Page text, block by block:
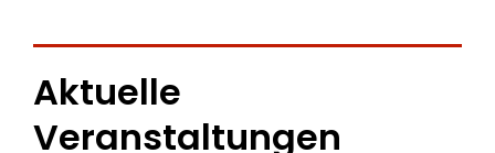
Aktuelle
Veranstaltungen